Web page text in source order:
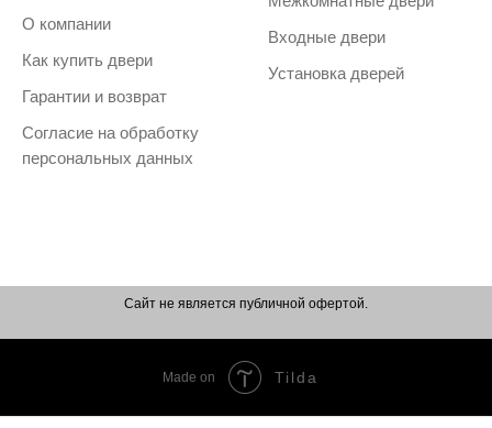
О компании
Как купить двери
Гарантии и возврат
Согласие на обработку
персональных данных
Входные двери
Установка дверей
Сайт не является публичной офертой.
Made on Tilda